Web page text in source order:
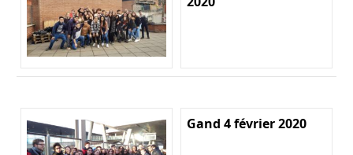
Gand 4 février 2020